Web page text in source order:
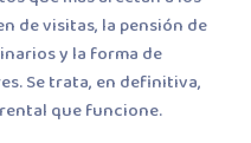
de visitas, la pensión de
y la forma de
Se trata, en definitiva,
que funcione.